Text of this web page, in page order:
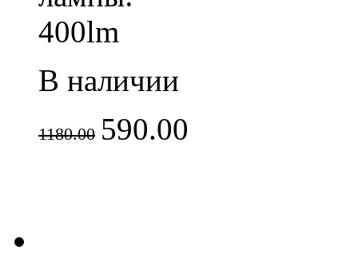
400lm
В наличии
1180.00 590.00